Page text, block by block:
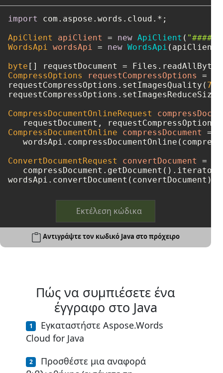
import
com.aspose.words.cloud.*;
ApiClient
apiClient = new ApiClient ( "####-
WordsApi wordsApi = new WordsApi
byte [] requestDocument =
CompressOptions
requestCompressOptions =
requestCompressOptions.setImagesQuality( 75
CompressDocumentOnlineRequest
requestDocument,
CompressDocumentOnline
compressDocument
=
ConvertDocumentRequest
convertDocument =
wordsApi.convertDocument(convertDocument);
Εκτέλεση κώδικα
Αντιγράψτε τον κωδικό Java στο πρόχειρο
Πώς να συμπιέσετε ένα
έγγραφο στο Java
Εγκαταστήστε Aspose.Words
Cloud for Java
Προσθέστε μια αναφορά